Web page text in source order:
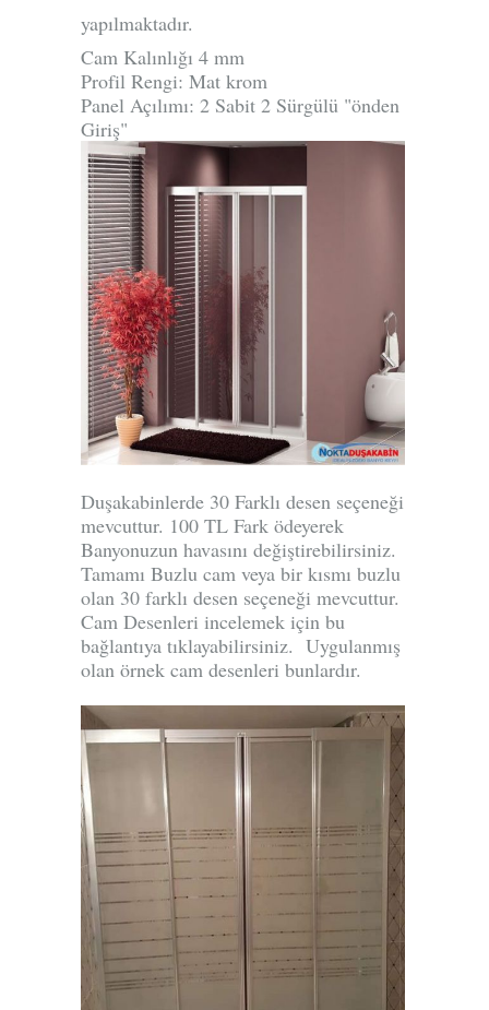
yapılmaktadır.
Cam Kalınlığı 4 mm
Profil Rengi: Mat krom
Panel Açılımı: 2 Sabit 2 Sürgülü "önden
Giriş"
Duşakabinlerde 30 Farklı desen seçeneği
mevcuttur. 100 TL Fark ödeyerek
Banyonuzun havasını değiştirebilirsiniz.
Tamamı Buzlu cam veya bir kısmı buzlu
olan 30 farklı desen seçeneği mevcuttur.
Cam Desenleri incelemek için bu
bağlantıya tıklayabilirsiniz. Uygulanmış
olan örnek cam desenleri bunlardır.